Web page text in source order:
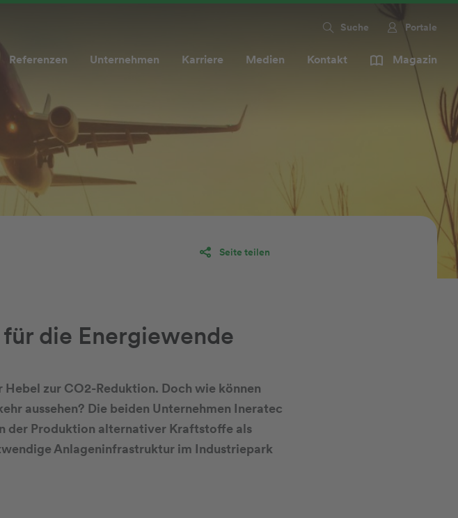
Suche Portale
Referenzen Unternehmen Karriere Medien Kontakt Magazin
Seite teilen
die Energiewende
zur CO2-Reduktion. Doch wie können
aussehen? Die beiden Unternehmen Ineratec
der Produktion alternativer Kraftstoffe als
Anlageninfrastruktur im Industriepark